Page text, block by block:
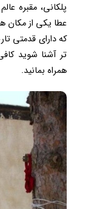
پلکانی، مقبره
عطا یکی از مکان
که دارای قدمتی
تر آشنا شوید
همراه بمانید.